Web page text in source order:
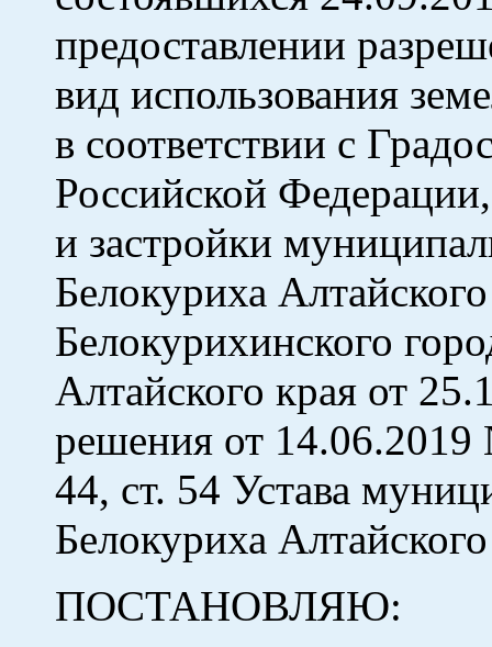
предоставлении
вид использования
в соответствии с
Российской
и застройки
Белокуриха
Белокурихинского
Алтайского края от
решения от 14.06.2019
44, ст. 54 Устава
Белокуриха
ПОСТАНОВЛЯЮ: